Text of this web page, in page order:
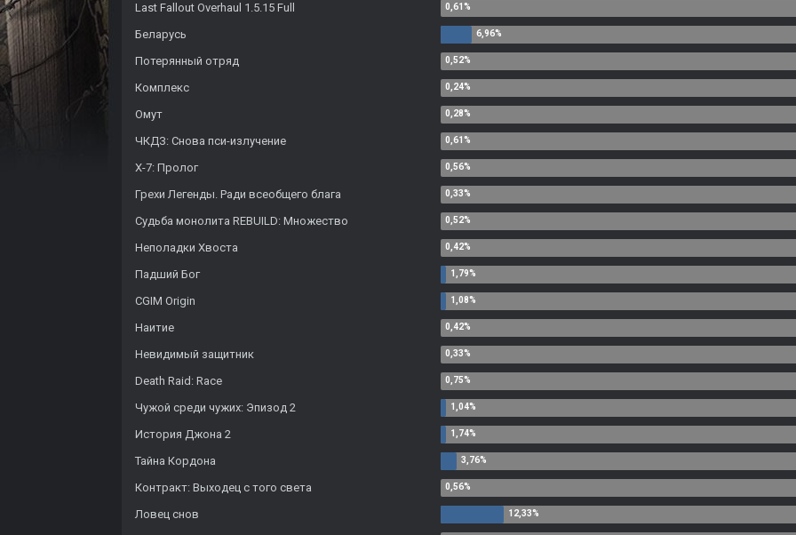
Last Fallout Overhaul 1.5.15 Full
Беларусь
Потерянный отряд
Комплекс
Омут
ЧКДЗ: Снова пси-излучение
Х-7: Пролог
Грехи Легенды. Ради всеобщего блага
Судьба монолита REBUILD: Множество
Неполадки Хвоста
Падший Бог
CGIM Origin
Наитие
Невидимый защитник
Death Raid: Race
Чужой среди чужих: Эпизод 2
История Джона 2
Тайна Кордона
Контракт: Выходец с того света
Ловец снов